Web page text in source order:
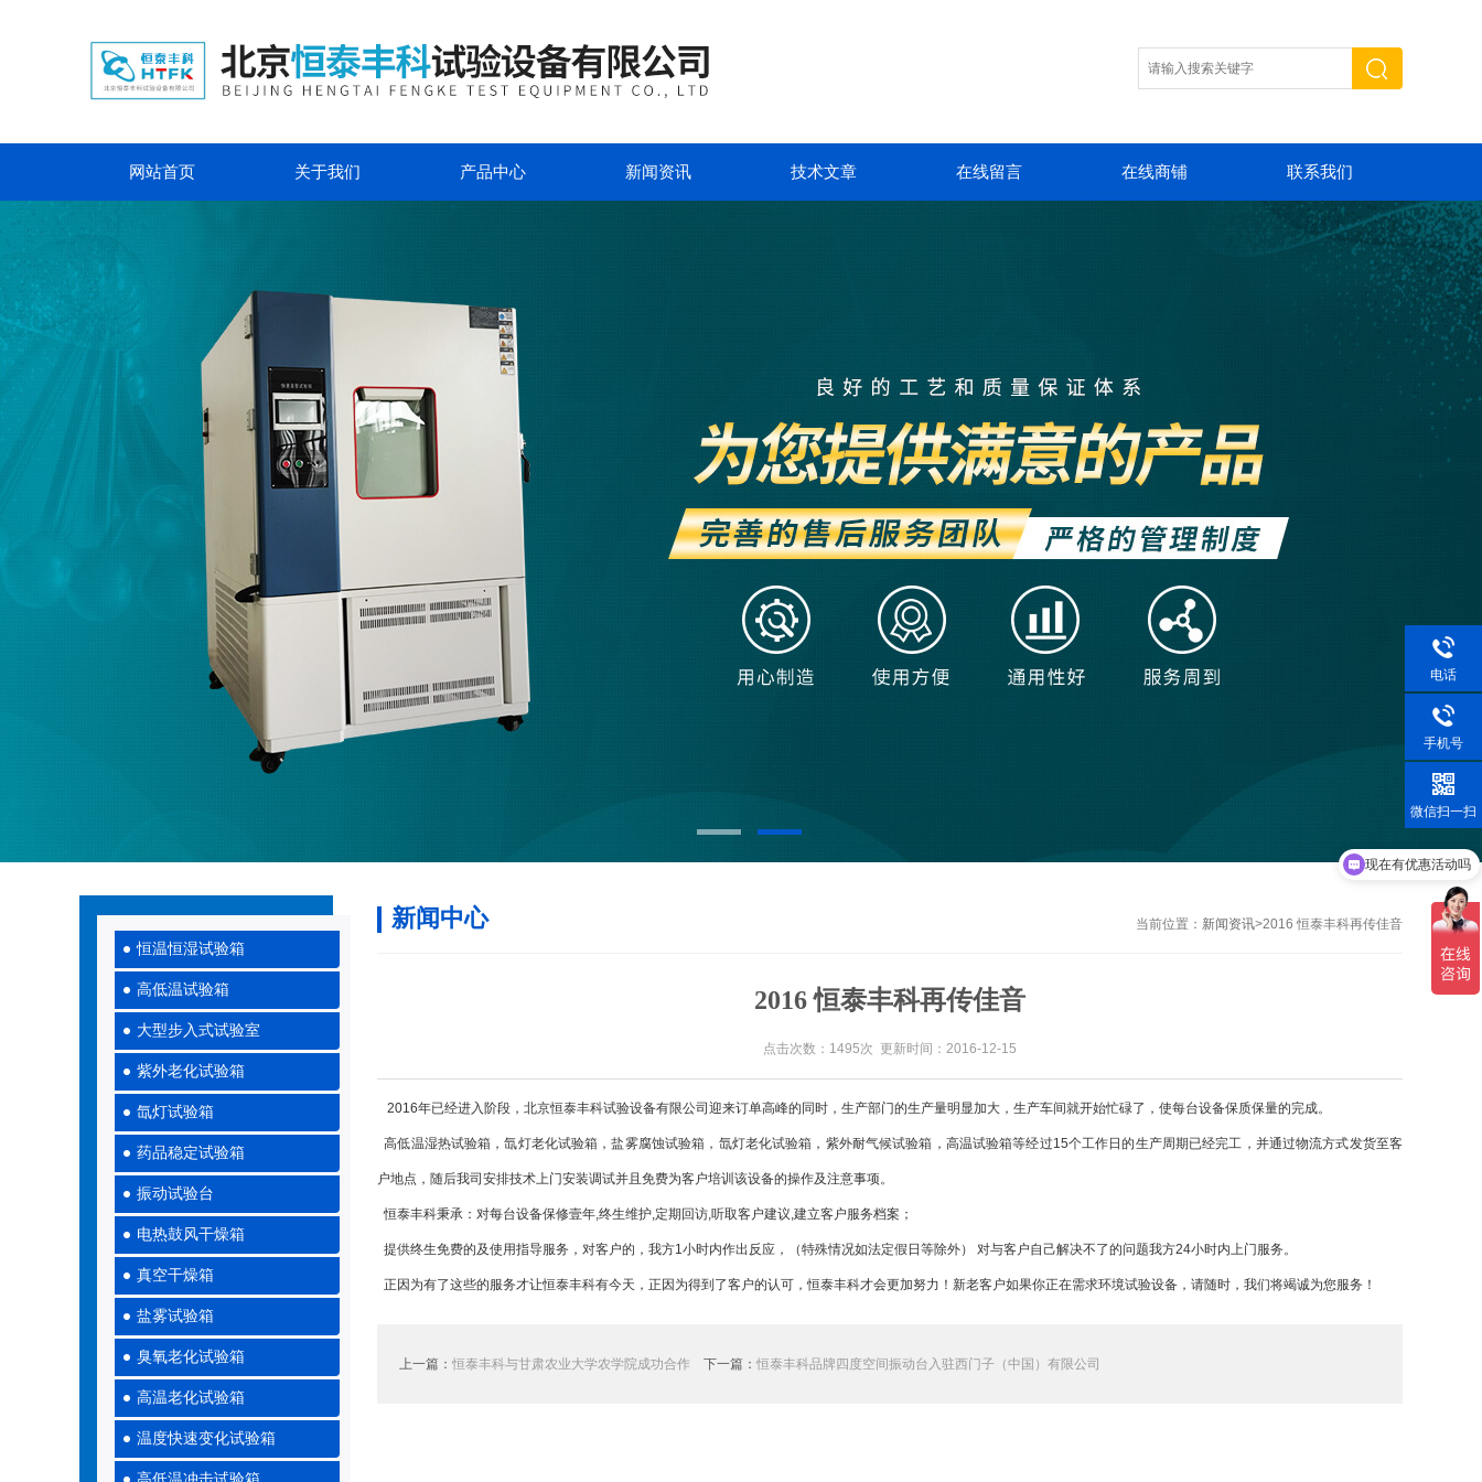
网站首页 关于我们 产品中心 新闻资讯 技术文章 在线留言 在线商铺 联系我们
恒温恒湿试验箱
高低温试验箱
大型步入式试验室
紫外老化试验箱
氙灯试验箱
药品稳定试验箱
振动试验台
电热鼓风干燥箱
真空干燥箱
盐雾试验箱
臭氧老化试验箱
高温老化试验箱
温度快速变化试验箱
当前位置： 新闻资讯>2016 恒泰丰科再传佳音
新闻中心
2016 恒泰丰科再传佳音
点击次数：1495次 更新时间：2016-12-15
2016年已经进入阶段，北京恒泰丰科试验设备有限公司迎来订单高峰的同时，生产部门的生产量明显加大，生产车间就开始忙碌了，使每台设备保质保量的完成。
高低温湿热试验箱，氙灯老化试验箱，盐雾腐蚀试验箱，氙灯老化试验箱，紫外耐气候试验箱，高温试验箱等经过15个工作日的生产周期已经完工，并通过物流方式发货至客
户地点，随后我司安排技术上门安装调试并且免费为客户培训该设备的操作及注意事项。
恒泰丰科秉承：对每台设备保修壹年,终生维护,定期回访,听取客户建议,建立客户服务档案；
提供终生免费的及使用指导服务，对客户的，我方1小时内作出反应，（特殊情况如法定假日等除外） 对与客户自己解决不了的问题我方24小时内上门服务。
正因为有了这些的服务才让恒泰丰科有今天，正因为得到了客户的认可，恒泰丰科才会更加努力！新老客户如果你正在需求环境试验设备，请随时，我们将竭诚为您服务！
上一篇： 恒泰丰科与甘肃农业大学农学院成功合作 下一篇： 恒泰丰科品牌四度空间振动台入驻西门子（中国）有限公司
电话
手机号
微信扫一扫
现在有优惠活动吗